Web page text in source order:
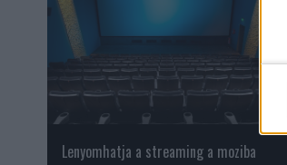
Lenyomhatja a streaming a moziba